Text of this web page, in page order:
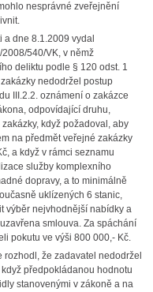
nesprávné zveřejnění
dne 8.1.2009 vydal
540/VK, v němž
deliktu podle § 120 odst. 1
nedodržel postup
III.2.2. oznámení o zakázce
odpovídající druhu,
když požadoval, aby
na předmět veřejné zakázky
a když v rámci seznamu
služby komplexního
dopravy, a to minimálně
uklízených 6 stanic,
výběr nejvhodnější nabídky a
smlouva. Za spáchání
pokutu ve výši 800 000,- Kč.
že zadavatel nedodržel
předpokládanou hodnotu
stanovenými v zákoně a na